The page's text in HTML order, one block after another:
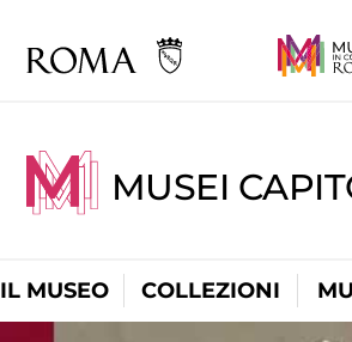
MUSEI
IL MUSEO COLLEZIONI